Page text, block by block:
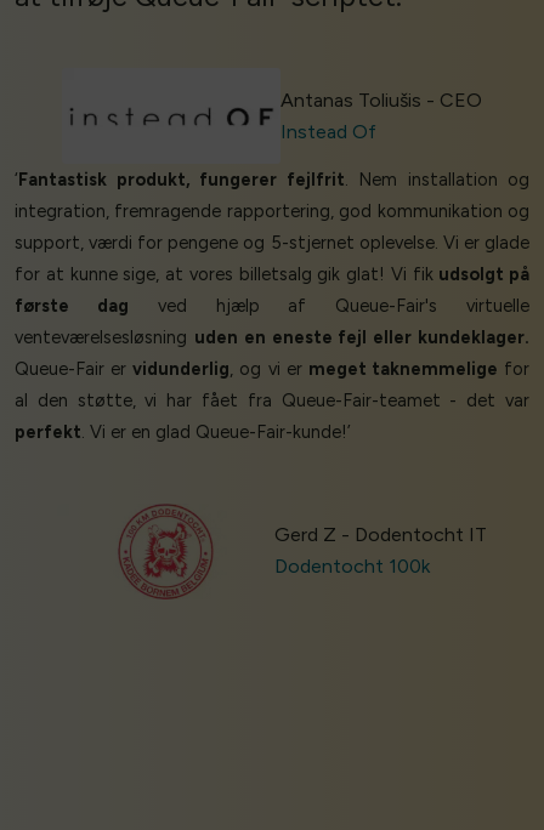
Antanas Toliušis - CEO
Instead Of
‘Fantastisk produkt, fungerer fejlfrit. Nem installation og
integration, fremragende rapportering, god kommunikation og
support, værdi for pengene og 5-stjernet oplevelse. Vi er glade
for at kunne sige, at vores billetsalg gik glat! Vi fik udsolgt på
første dag ved hjælp af Queue-Fair's virtuelle
venteværelsesløsning uden en eneste fejl eller kundeklager.
Queue-Fair ervidunderlig, og vi er meget taknemmelige for
al den støtte, vi har fået fra Queue-Fair-teamet - det var
perfekt. Vi er en glad Queue-Fair-kunde!’
Gerd Z - Dodentocht IT
Dodentocht 100k